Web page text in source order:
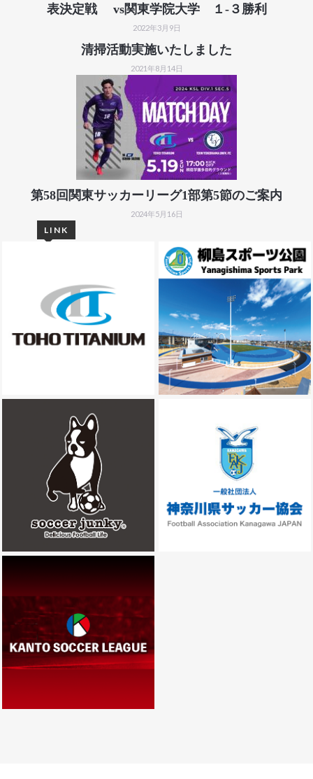
表決定戦 vs関東学院大学 １-３勝利
2022年3月9日
清掃活動実施いたしました
2021年8月14日
第58回関東サッカーリーグ1部第5節のご案内
2024年5月16日
LINK